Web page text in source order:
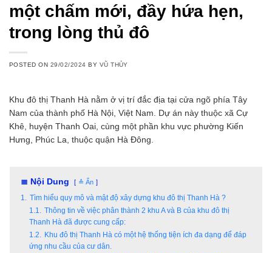
một chấm mới, đầy hứa hẹn,
trong lòng thủ đô
POSTED ON 29/02/2024 BY VŨ THỦY
Khu đô thị Thanh Hà nằm ở vị trí đắc địa tại cửa ngõ phía Tây
Nam của thành phố Hà Nội, Việt Nam. Dự án này thuộc xã Cự
Khê, huyện Thanh Oai, cùng một phần khu vực phường Kiến
Hưng, Phúc La, thuộc quận Hà Đông.
≣ Nội Dung ≙ Ẩn
1.
Tìm hiểu quy mô và mật độ xây dựng khu đô thị Thanh Hà ?
1.1.
Thông tin về việc phân thành 2 khu A và B của khu đô thị
Thanh Hà đã được cung cấp:
1.2.
Khu đô thị Thanh Hà có một hệ thống tiện ích đa dạng để đáp
ứng nhu cầu của cư dân.